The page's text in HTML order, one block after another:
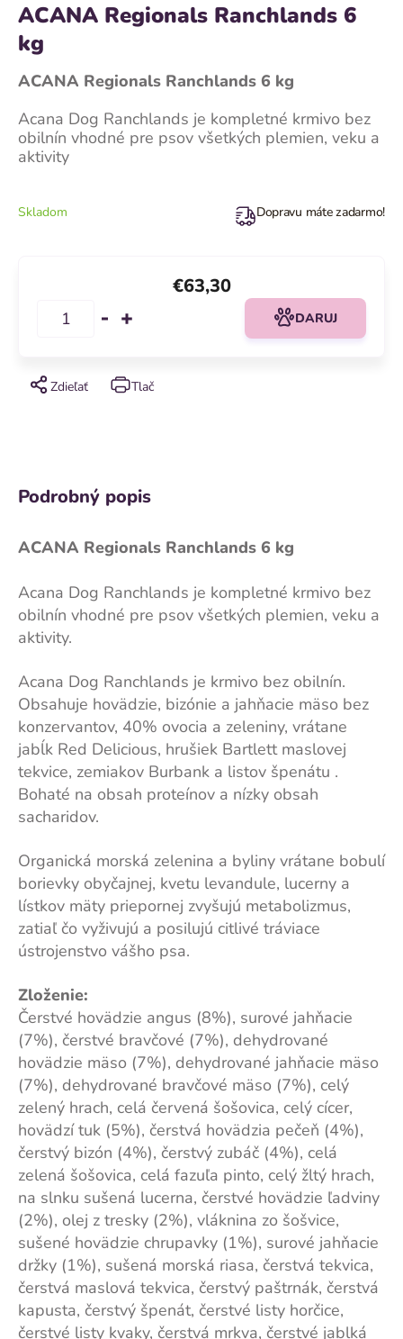
ACANA Regionals Ranchlands 6
kg
ACANA Regionals Ranchlands 6 kg
Acana Dog Ranchlands je kompletné krmivo bez
obilnín vhodné pre psov všetkých plemien, veku a
aktivity
Tlač
Zdieľať
Skladom Dopravu máte zadarmo!
€63,30
DARUJ
Podrobný popis
ACANA Regionals Ranchlands 6 kg
Acana Dog Ranchlands je kompletné krmivo bez
obilnín vhodné pre psov všetkých plemien, veku a
aktivity.
Acana Dog Ranchlands je krmivo bez obilnín.
Obsahuje hovädzie, bizónie a jahňacie mäso bez
konzervantov, 40% ovocia a zeleniny, vrátane
jabĺk Red Delicious, hrušiek Bartlett maslovej
tekvice, zemiakov Burbank a listov špenátu .
Bohaté na obsah proteínov a nízky obsah
sacharidov.
Organická morská zelenina a byliny vrátane bobulí
borievky obyčajnej, kvetu levandule, lucerny a
lístkov mäty priepornej zvyšujú metabolizmus,
zatiaľ čo vyživujú a posilujú citlivé tráviace
ústrojenstvo vášho psa.
Zloženie:
Čerstvé hovädzie angus (8%), surové jahňacie
(7%), čerstvé bravčové (7%), dehydrované
hovädzie mäso (7%), dehydrované jahňacie mäso
(7%), dehydrované bravčové mäso (7%), celý
zelený hrach, celá červená šošovica, celý cícer,
hovädzí tuk (5%), čerstvá hovädzia pečeň (4%),
čerstvý bizón (4%), čerstvý zubáč (4%), celá
zelená šošovica, celá fazuľa pinto, celý žltý hrach,
na slnku sušená lucerna, čerstvé hovädzie ľadviny
(2%), olej z tresky (2%), vláknina zo šošvice,
sušené hovädzie chrupavky (1%), surové jahňacie
držky (1%), sušená morská riasa, čerstvá tekvica,
čerstvá maslová tekvica, čerstvý paštrnák, čerstvá
kapusta, čerstvý špenát, čerstvé listy horčice,
čerstvé listy kvaky, čerstvá mrkva, čerstvé jablká